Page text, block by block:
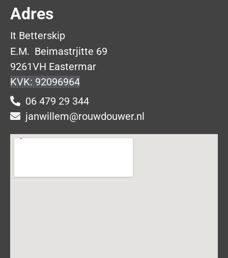
Adres
It Betterskip
E.M. Beimastrjitte 69
9261VH Eastermar
KVK: 92096964
06 479 29 344
janwillem@rouwdouwer.nl